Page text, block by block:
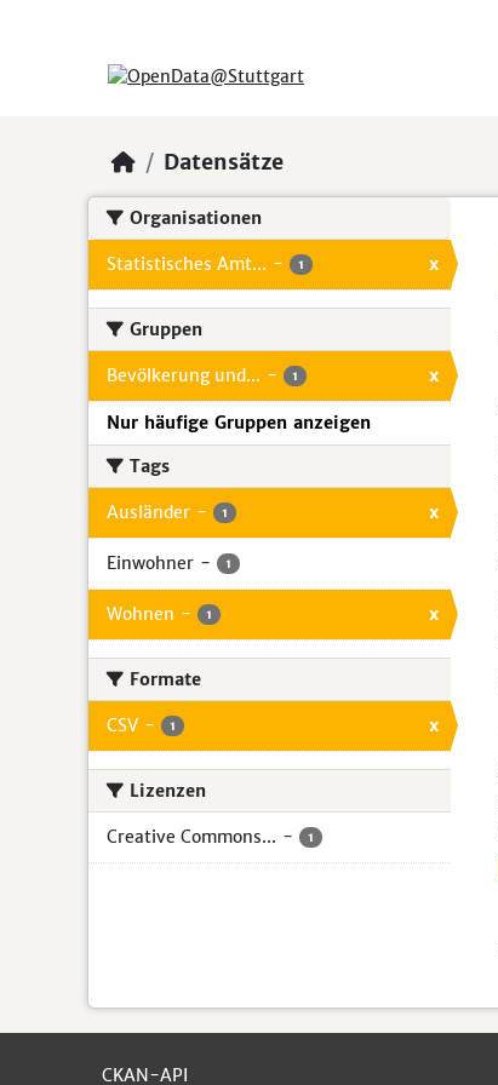
Datensätze
Organisationen
Statistisches Amt... - 1 x
Gruppen
Bevölkerung und... - 1 x
Nur häufige Gruppen anzeigen
Tags
Ausländer - 1 x
Einwohner - 1
Wohnen - 1 x
Formate
CSV - 1 x
Lizenzen
Creative Commons... - 1
CKAN-API